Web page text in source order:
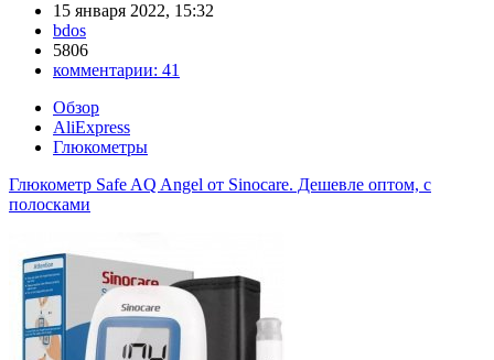
15 января 2022, 15:32
bdos
5806
комментарии: 41
Обзор
AliExpress
Глюкометры
Глюкометр Safe AQ Angel от Sinocare. Дешевле оптом, с
полосками